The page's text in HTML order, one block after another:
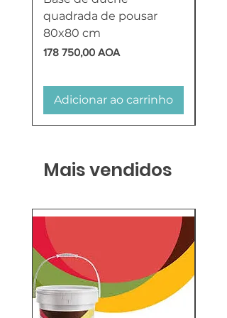
quadrada de pousar
80x80 cm
Preço
178 750,00 AOA
Adicionar ao carrinho
Mais vendidos